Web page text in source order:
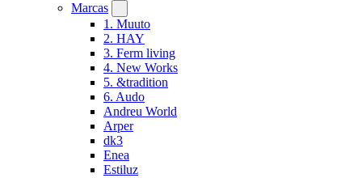
Marcas
1. Muuto
2. HAY
3. Ferm living
4. New Works
5. &tradition
6. Audo
Andreu World
Arper
dk3
Enea
Estiluz